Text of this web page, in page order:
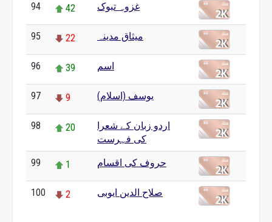
94 42 غزوہ تبوک
95 22 میثاق مدینہ
96 39 اسم
97 9 یوسف (اسلام)
98 20
اردو زبان کے شعرا
کی فہرست
99 1 حروف کی اقسام
100 2 صلاح الدین ایوبی